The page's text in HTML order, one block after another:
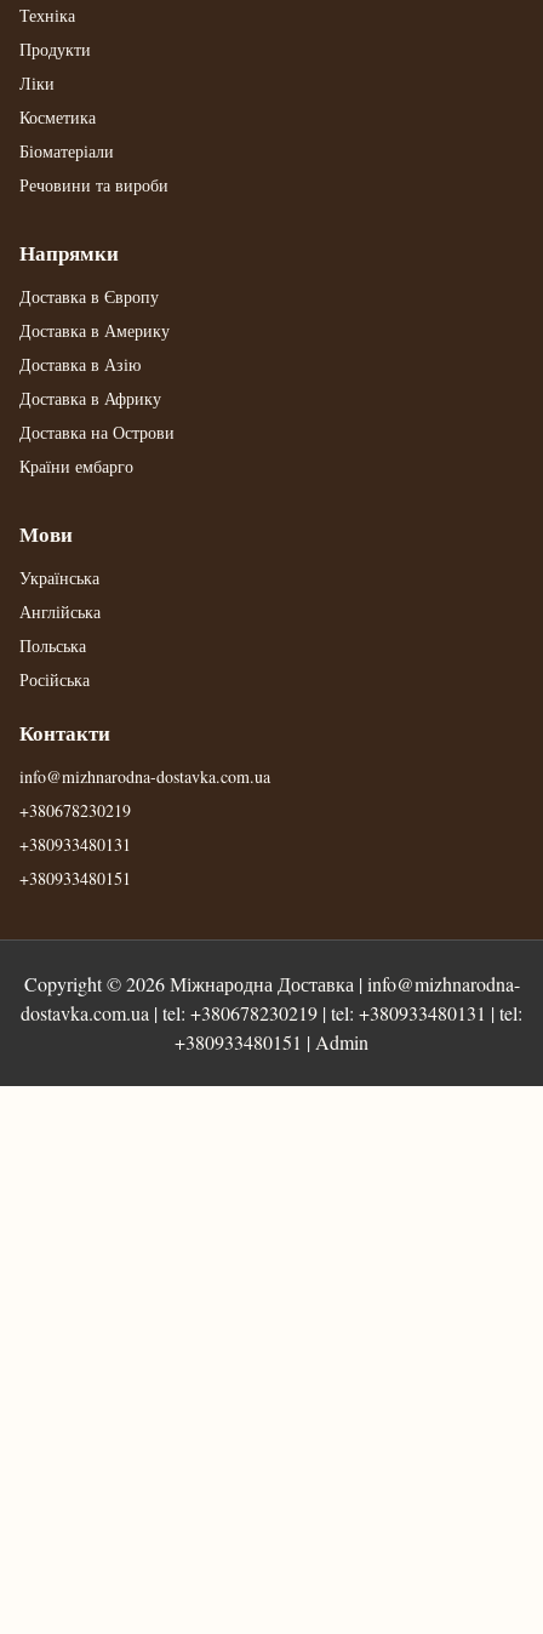
Техніка
Продукти
Ліки
Косметика
Біоматеріали
Речовини та вироби
Напрямки
Доставка в Європу
Доставка в Америку
Доставка в Азію
Доставка в Африку
Доставка на Острови
Країни ембарго
Мови
Українська
Англійська
Польська
Російська
Контакти
info@mizhnarodna-dostavka.com.ua
+380678230219
+380933480131
+380933480151
Copyright © 2026 Міжнародна Доставка |info@mizhnarodna-
dostavka.com.ua | tel: +380678230219 | tel: +380933480131 | tel:
+380933480151 | Admin